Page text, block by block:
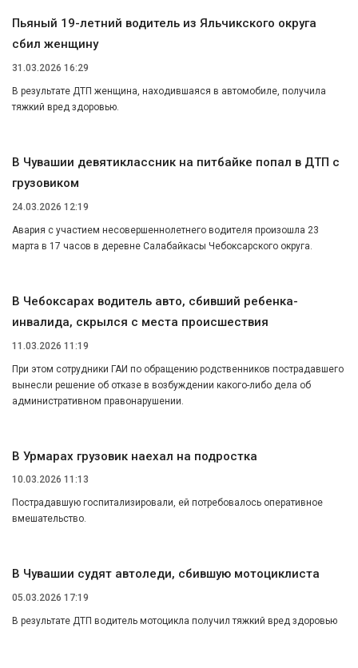
Пьяный 19-летний водитель из Яльчикского округа
сбил женщину
31.03.2026 16:29
В результате ДТП женщина, находившаяся в автомобиле, получила
тяжкий вред здоровью.
В Чувашии девятиклассник на питбайке попал в ДТП c
грузовиком
24.03.2026 12:19
Авария с участием несовершеннолетнего водителя произошла 23
марта в 17 часов в деревне Салабайкасы Чебоксарского округа.
В Чебоксарах водитель авто, сбивший ребенка-
инвалида, скрылся с места происшествия
11.03.2026 11:19
При этом сотрудники ГАИ по обращению родственников пострадавшего
вынесли решение об отказе в возбуждении какого-либо дела об
административном правонарушении.
В Урмарах грузовик наехал на подростка
10.03.2026 11:13
Пострадавшую госпитализировали, ей потребовалось оперативное
вмешательство.
В Чувашии судят автоледи, сбившую мотоциклиста
05.03.2026 17:19
В результате ДТП водитель мотоцикла получил тяжкий вред здоровью